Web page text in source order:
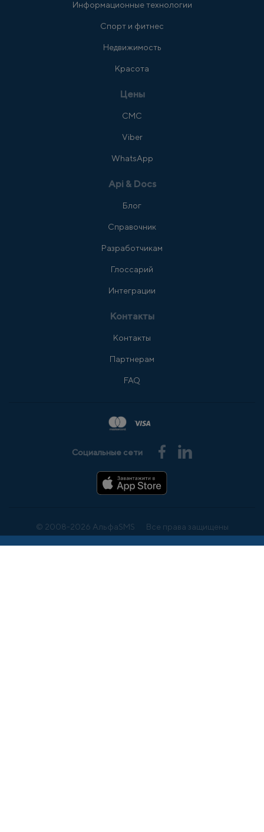
Информационные технологии
Спорт и фитнес
Недвижимость
Красота
Цены
СМС
Viber
WhatsApp
Api & Docs
Блог
Справочник
Разработчикам
Глоссарий
Интеграции
Контакты
Контакты
Партнерам
FAQ
Социальные сети
© 2008-2026 АльфаSMS Все права защищены